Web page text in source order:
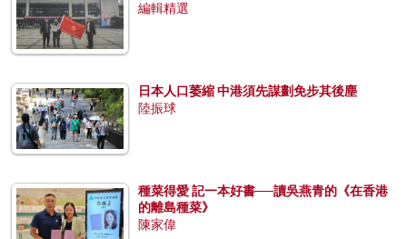
編輯精選
日本人口萎縮 中港須先謀劃免步其後塵
陸振球
種菜得愛 記一本好書──讀吳燕青的《在香港
的離島種菜》
陳家偉